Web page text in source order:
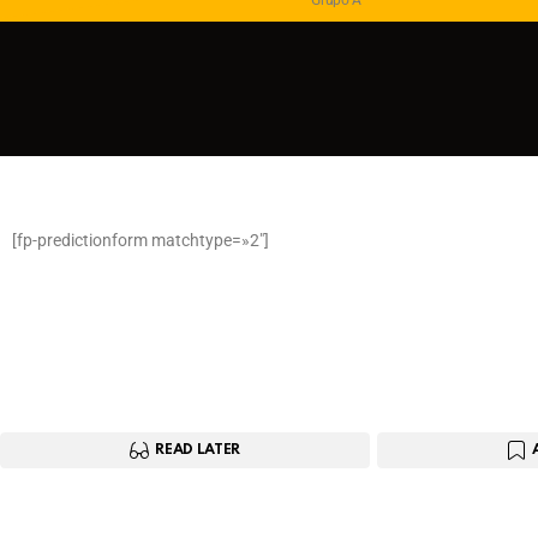
[fp-predictionform matchtype=»2″]
READ LATER